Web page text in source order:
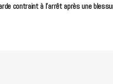
contraint à l’arrêt après une